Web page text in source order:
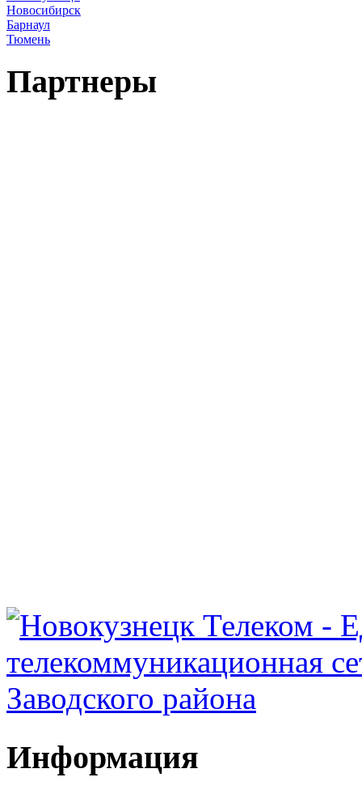
Новосибирск
Барнаул
Тюмень
Партнеры
Информация